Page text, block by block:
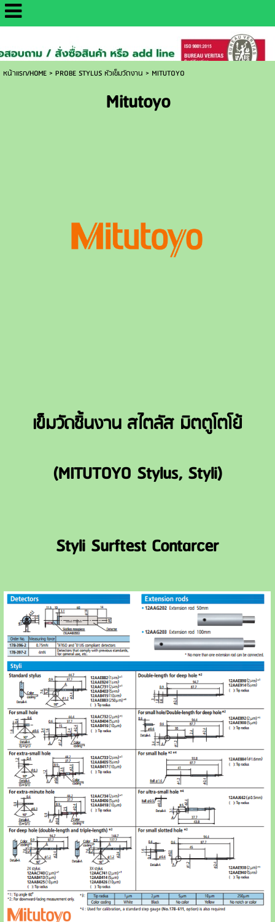
http://www.daisaemetrology.co.th/
หน้าแรก/HOME> PROBE STYLUS หัวเข็มวัดงาน > MITUTOYO
Mitutoyo
เข็มวัดชิ้นงาน สไตลัส มิตตูโตโย้
(MITUTOYO Stylus, Styli)
Styli Surftest Contarcer